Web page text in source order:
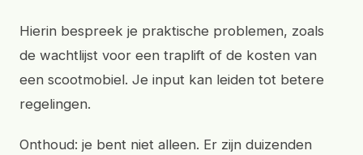
Hierin bespreek je praktische problemen, zoals
de wachtlijst voor een traplift of de kosten van
een scootmobiel. Je input kan leiden tot betere
regelingen.
Onthoud: je bent niet alleen. Er zijn duizenden